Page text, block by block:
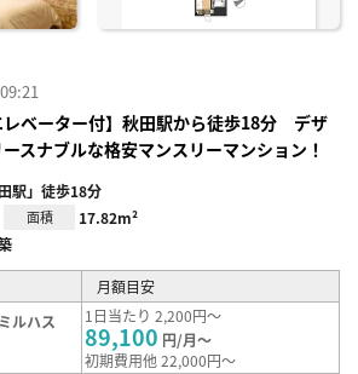
レベーター付】秋田駅から徒歩18分 デザ
スナブルな格安マンスリーマンション！
駅」徒歩18分
面積 17.82m²
月額目安
ルハス
1日当たり 2,200円～
89,100 円/月～
初期費用他 22,000円～